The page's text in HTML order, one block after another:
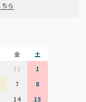
ら
金
土
31
1
7
8
14
15